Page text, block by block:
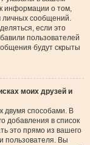
информации о том,
личных сообщений.
если это
пользователей
будут скрыты
моих друзей и
двумя способами. В
добавления в список
это прямо из вашего
пользователя. Вы